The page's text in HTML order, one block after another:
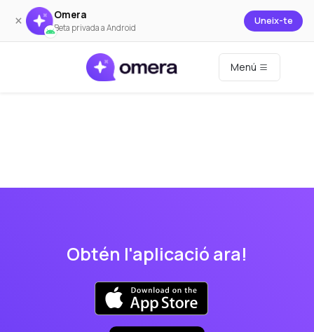
× Omera
Beta privada a Android
Uneix-te
Menú
Obtén l'aplicació ara!